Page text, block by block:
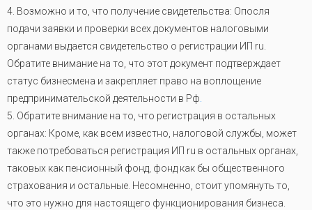
4. Возможно и то, что получение свидетельства: Опосля
подачи заявки и проверки всех документов налоговыми
органами выдается свидетельство о регистрации ИП ru.
Обратите внимание на то, что этот документ подтверждает
статус бизнесмена и закрепляет право на воплощение
предпринимательской деятельности в Рф
5. Обратите внимание на то, что регистрация в остальных
органах: Кроме, как всем известно, налоговой службы, может
также потребоваться регистрация ИП ru в остальных органах,
таковых как пенсионный фонд, фонд как бы общественного
страхования и остальные. Несомненно, стоит упомянуть то,
что это нужно для настоящего функционирования бизнеса.